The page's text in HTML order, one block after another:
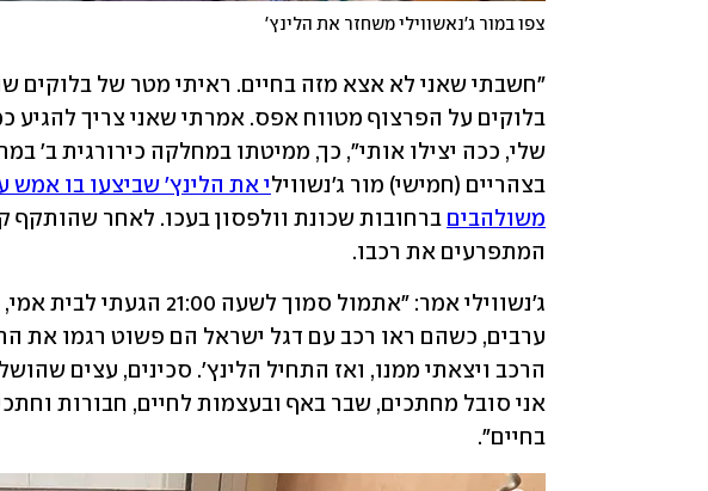
צפו במור ג'נאשווילי משחזר את הלינץ'
בצהריים (חמישי) מור ג'נשוויל
משולהבים
המתפרעים את רכבו.
בחיים".